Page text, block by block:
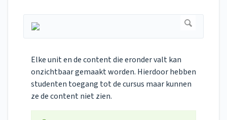
Elke unit en de content die eronder valt kan
onzichtbaar gemaakt worden. Hierdoor hebben
studenten toegang tot de cursus maar kunnen
ze de content niet zien.